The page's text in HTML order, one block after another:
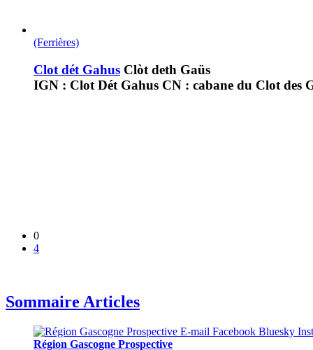
(Ferrières)
Clot dét Gahus Clòt deth Gaüs
IGN : Clot Dét Gahus CN : cabane du Clot des
0
4
Sommaire Articles
Région Gascogne Prospective